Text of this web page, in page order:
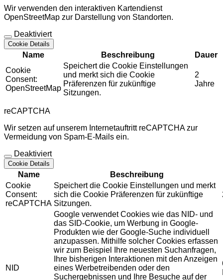
Wir verwenden den interaktiven Kartendienst
OpenStreetMap zur Darstellung von Standorten.
Deaktiviert
Cookie Details
Name Beschreibung
Dauer
Cookie
Consent:
OpenStreetMap
Speichert die Cookie Einstellungen
und merkt sich die Cookie
Präferenzen für zukünftige
Sitzungen.
2
Jahre
reCAPTCHA
Wir setzen auf unserem Internetauftritt reCAPTCHA zur
Vermeidung von Spam-E-Mails ein.
Deaktiviert
Cookie Details
Name
Beschreibung
Cookie
Consent:
reCAPTCHA
Speichert die Cookie Einstellungen und merkt
sich die Cookie Präferenzen für zukünftige
Sitzungen.
NID
Google verwendet Cookies wie das NID- und
das SID-Cookie, um Werbung in Google-
Produkten wie der Google-Suche individuell
anzupassen. Mithilfe solcher Cookies erfassen
wir zum Beispiel Ihre neuesten Suchanfragen,
Ihre bisherigen Interaktionen mit den Anzeigen
eines Werbetreibenden oder den
Suchergebnissen und Ihre Besuche auf der